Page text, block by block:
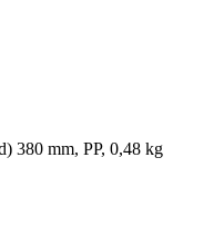
380 mm, PP, 0,48 kg